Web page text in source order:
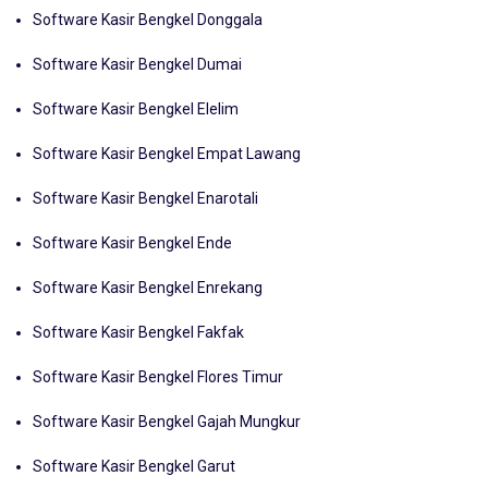
Software Kasir Bengkel Donggala
Software Kasir Bengkel Dumai
Software Kasir Bengkel Elelim
Software Kasir Bengkel Empat Lawang
Software Kasir Bengkel Enarotali
Software Kasir Bengkel Ende
Software Kasir Bengkel Enrekang
Software Kasir Bengkel Fakfak
Software Kasir Bengkel Flores Timur
Software Kasir Bengkel Gajah Mungkur
Software Kasir Bengkel Garut